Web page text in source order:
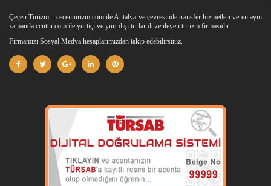
Çeçen Turizm – cecenturizm.com ile Antalya ve çevresinde transfer hizmetleri veren aynı
zamanda ccntur.com ile yurtiçi ve yurt dışı turlar düzenleyen turizm firmasıdır.
Firmamızı Sosyal Medya hesaplarımızdan takip edebilirsiniz.